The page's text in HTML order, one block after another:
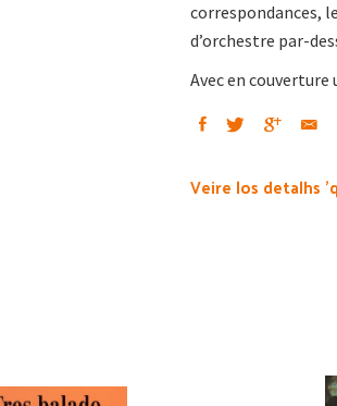
correspondances,
d’orchestre par-
Avec en couverture
Veire los detalhs